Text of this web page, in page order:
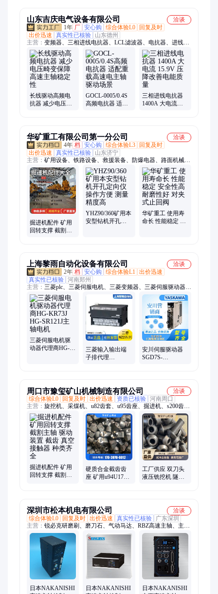
山东吉庆电气设备有限公司
洽谈
1年 厂 安心购 综合体验L0
回复及时
出价迅速
真实性已核验
山东德州
主营： 变频器、三相进线电抗器、LCL滤波器、电抗器、进线电
抗器、出线电抗器、输入电抗器、输出电抗器、平波电抗器、
BP8Y频敏变阻器、单相负载电抗器、三相干式电抗器、三相输
出电抗器、三相输入电抗器、变频输入电抗器、变频输出电抗
器、降噪电抗器、三相输入电感、正弦波滤波器、潜油泵正弦波
滤波器、三相DUDT滤波器、大电流进线电抗器、小型负载电抗
器、高频输出电抗器、高速电机专用电抗器
长线驱动高频电
抗器 减少电压畸
GOCL-0005/0.4S
高频电抗器 适配
三相进线电抗器
1400A 大电流
华矿重工有限公司第一分公司
洽谈
4年 档 安心购 综合体验L3
回复及时
出价迅速
真实性已核验
山东济宁
主营： 矿用设备、铁路设备、救援装备、防爆电器、路面机械、
工程机械
掘进机配件 矿用
回转支撑 截割主
YHZ90/360矿用本
安型钻机开孔定
华矿重工 使用寿
命长 性能稳定 安
上海黎雨自动化设备有限公司
洽谈
2年 档 安心购 综合体验L1 出价迅速
真实性已核验 河南郑州
主营： 三菱plc、三菱伺服电机、三菱变频器、三菱伺服驱动器、
安川伺服驱动器、三菱触摸屏、三菱Q系列、三菱可编程控制
器、三菱马达、三菱伺服、三菱编码器、三菱模块、安川伺服电
机、安川伺服、步科触摸屏、台湾士林变频器、信捷plc、台湾士
林plc、信捷电机、信捷触摸屏、信捷伺服、台湾士林伺服
三菱伺服电机驱
动器代理商HG-
三菱输入输出端
子排代理
原装现货
安川伺服驱动器
SGD7S-
周口市豫玺矿山机械制造有限公司
洽谈
综合体验L0
回复及时 出价迅速 资质已核验 河南周口
主营： 旋挖机、采煤机、u82齿套、u95齿座、掘进机、s200齿
座、截齿配件、矿用截齿、钻头配件、矿山配件、工程配件、齿
座齿套、截齿底座、矿用齿座、截齿齿座、配件齿座、钻采配
件、98截齿齿套、子弹头齿刀、打桩机钻头、合金子弹头、硬质
合金头、齿旋挖钻机、矿用煤截齿、矿用合金齿
掘进机配件 矿用
回转支撑 截割主
硬质合金截齿齿
座 矿用u94U170
工厂供应 双刀头
液压铣挖机 隧道
深圳市松本机电有限公司
洽谈
综合体验L0
回复及时 出价迅速 真实性已核验
广东深圳
主营： 锐必克研磨刷、磨刀石、气动马达、RBZ高速主轴、主轴
控制器、RBZ浮动主轴、高速电主轴、电子卡尺、数显卡尺、深
度千分尺、去毛刺刀具、橡胶硬度计、内径千分尺、外径千分
尺、电子深度尺、RSK水平仪、指针式百分表、高斯计、高频
铣、加工中心增速器
日本NAKANISHI
日本NAKANISHI
日本NAKANISHI